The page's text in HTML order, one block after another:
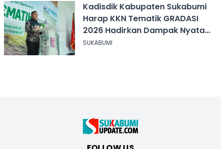
Kadisdik Kabupaten Sukabumi
Harap KKN Tematik GRADASI
2026 Hadirkan Dampak Nyata
bagi Masyarakat
SUKABUMI